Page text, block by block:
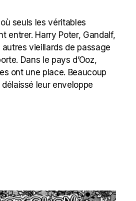
seuls les véritables
entrer. Harry Poter, Gandalf,
vieillards de passage
Dans le pays d’Ooz,
ont une place. Beaucoup
leur enveloppe